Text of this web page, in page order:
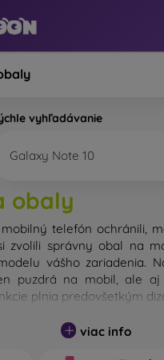
vyhľadávanie
Galaxy Note 10
obaly
telefón ochránili,
zvolili správny obal na
vášho zariadenia.
puzdrá na mobil, ale
plnia predovšetkým
môžeme nazvať tiež zadný
časti telefónu.
viac info